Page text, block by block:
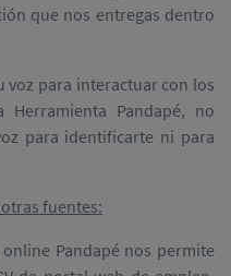
que nos entregas dentro
voz para interactuar con los
Pandapé, no
para identificarte ni para
fuentes:
Pandapé nos permite